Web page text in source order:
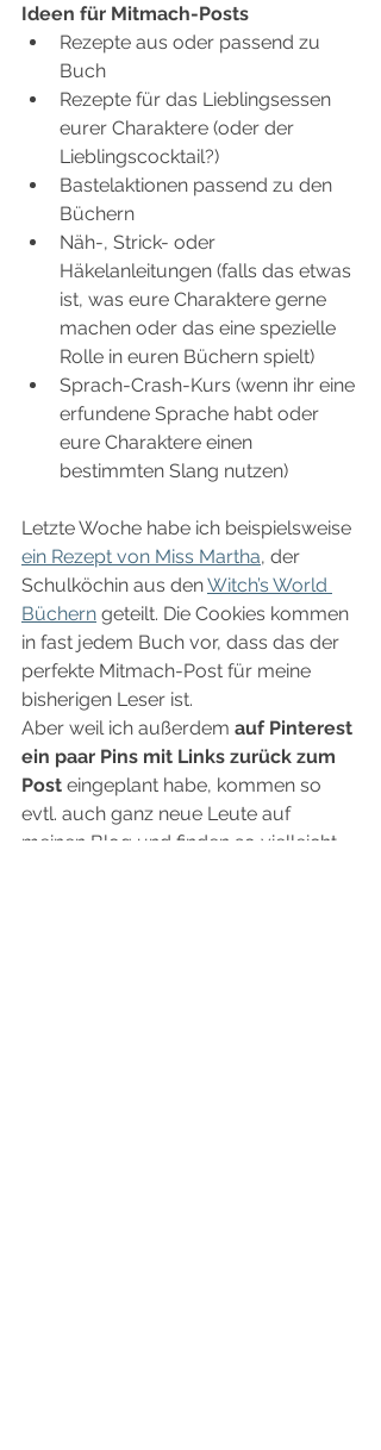
Ideen für Mitmach-Posts
Rezepte aus oder passend zu
Buch
Rezepte für das Lieblingsessen
eurer Charaktere (oder der
Lieblingscocktail?)
Bastelaktionen passend zu den
Büchern
Näh-, Strick- oder
Häkelanleitungen (falls das etwas
ist, was eure Charaktere gerne
machen oder das eine spezielle
Rolle in euren Büchern spielt)
Sprach-Crash-Kurs (wenn ihr eine
erfundene Sprache habt oder
eure Charaktere einen
bestimmten Slang nutzen)
Letzte Woche habe ich beispielsweise
ein Rezept von Miss Martha, der
Schulköchin aus den Witch’s World
Büchern geteilt. Die Cookies kommen
in fast jedem Buch vor, dass das der
perfekte Mitmach-Post für meine
bisherigen Leser ist.
Aber weil ich außerdem auf Pinterest
ein paar Pins mit Links zurück zum
Post eingeplant habe, kommen so
evtl. auch ganz neue Leute auf
meinen Blog und finden so vielleicht